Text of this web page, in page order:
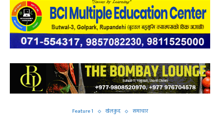
Feature 1 खेलकुद समाचार